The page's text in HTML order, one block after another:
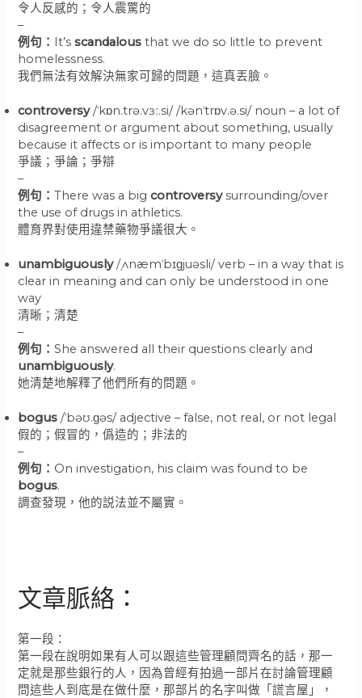
令人反感的；令人震驚的
–
例句： It’sscandalous that we do so little to prevent
homelessness.
我們無法有效解決無家可歸的問題，這真丟臉。
controversy/ˈkɒn.trə.vɜː.si/ /kənˈtrɒv.ə.si/ noun – a lot of
disagreement or argument about something, usually
because it affects or is important to many people
爭議；爭論；爭辯
–
例句：There was a bigcontroversysurrounding/over
the use of drugs in athletics.
體育界對使用違禁藥物爭議很大。
unambiguously/ˌʌnæmˈbɪɡjuəsli/ verb – in a way that is
clear in meaning and can only be understood in one
way
清晰；清楚
–
例句：She answered all their questions clearly and
unambiguously.
她清楚地解釋了他們所有的問題。
bogus /ˈbəʊ.ɡəs/ adjective – false, not real, or not legal
假的；假冒的，僞造的；非法的
–
例句： On investigation, his claim was found to be
bogus.
調查發現，他的説法並不屬實。
文章脈絡：
第一段：
第一段在說明如果有人可以跟這些管理顧問齊名的話，那一
定就是那些銀行的人，因為曾經有拍過一部片在討論管理顧
問這些人到底是在做什麼，那部片的名字叫做「謊言屋」，